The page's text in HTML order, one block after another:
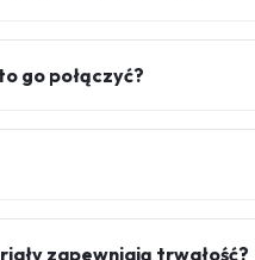
go połączyć?
zapewniają trwałość?